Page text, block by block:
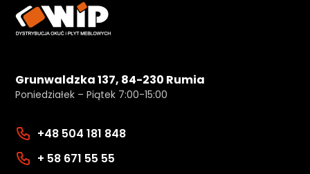
Grunwaldzka 137, 84-230 Rumia
Poniedziałek – Piątek 7:00-15:00
+48 504 181 848
+ 58 671 55 55